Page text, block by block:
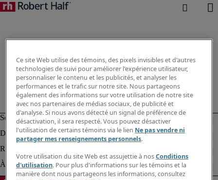
Ce site Web utilise des témoins, des pixels invisibles et d'autres
technologies de suivi pour améliorer l'expérience utilisateur,
personnaliser le contenu et les publicités, et analyser les
performances et le trafic sur notre site. Nous partageons
également des informations sur votre utilisation de notre site
avec nos partenaires de médias sociaux, de publicité et
d'analyse. Si nous avons détecté un signal de préférence de
désactivation, il sera respecté. Vous pouvez désactiver
l'utilisation de certains témoins via le lien Ne pas vendre ni
partager mes renseignements personnels.
Votre utilisation du site Web est assujettie à nosConditions
d'utilisation. Pour plus d'informations sur les témoins et la
manière dont nous partageons les informations, consultez